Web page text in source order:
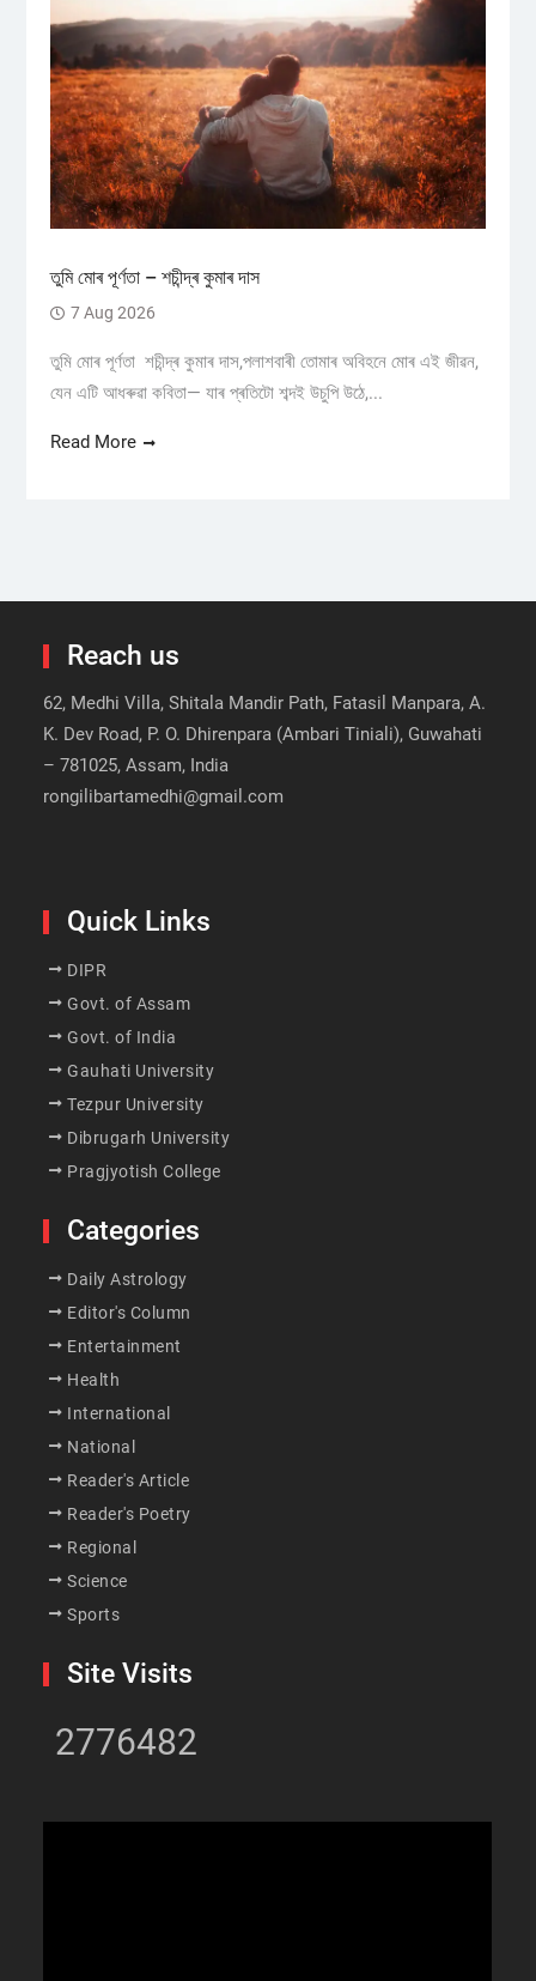
তুমি মোৰ পূৰ্ণতা – শচীন্দ্ৰ কুমাৰ দাস
7 Aug 2026
তুমি মোৰ পূৰ্ণতা শচীন্দ্ৰ কুমাৰ দাস,পলাশবাৰী তোমাৰ অবিহনে মোৰ এই জীৱন,
যেন এটি আধৰুৱা কবিতা— যাৰ প্ৰতিটো শব্দই উচুপি উঠে,...
Read More
Reach us
62, Medhi Villa, Shitala Mandir Path, Fatasil Manpara, A.
K. Dev Road, P. O. Dhirenpara (Ambari Tiniali), Guwahati
– 781025, Assam, India
rongilibartamedhi@gmail.com
Quick Links
DIPR
Govt. of Assam
Govt. of India
Gauhati University
Tezpur University
Dibrugarh University
Pragjyotish College
Categories
Daily Astrology
Editor's Column
Entertainment
Health
International
National
Reader's Article
Reader's Poetry
Regional
Science
Sports
Site Visits
2776482